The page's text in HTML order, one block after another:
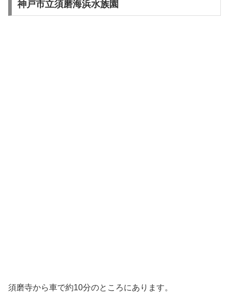
神戸市立須磨海浜水族園
須磨寺から車で約10分のところにあります。